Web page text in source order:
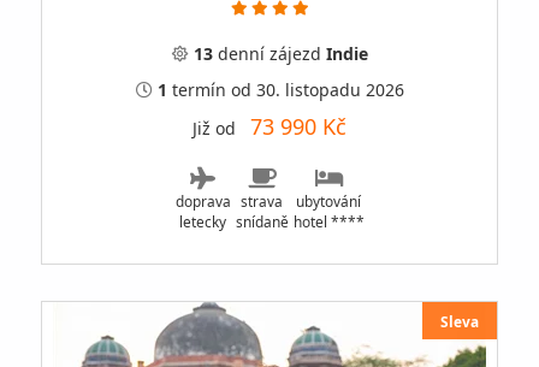
13dennízájezd Indie
1 termín od 30. listopadu 2026
Již od 73 990 Kč
doprava
letecky
strava
snídaně
ubytování
hotel ****
Sleva